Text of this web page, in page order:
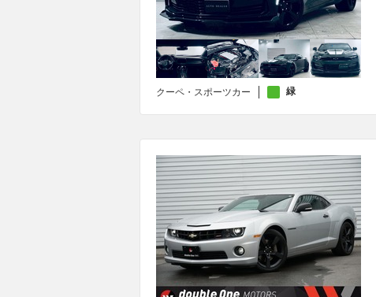
クーペ・スポーツカー 緑